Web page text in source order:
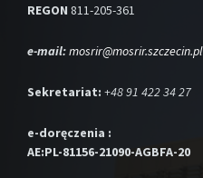
REGON 811-205-361
e-mail:mosrir@mosrir.szczecin.pl
Sekretariat: +48 91 422 34 27
e-doręczenia :
AE:PL-81156-21090-AGBFA-20